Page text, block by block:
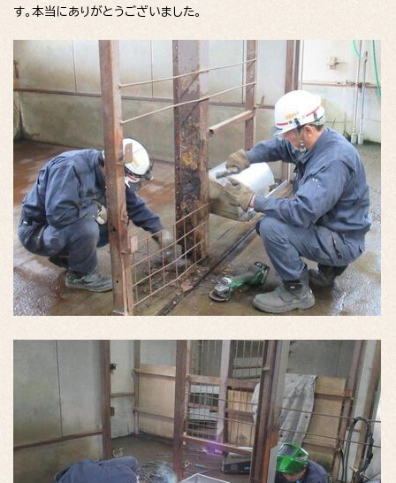
す。本当にありがとうございました。